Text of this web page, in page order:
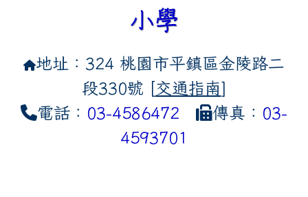
小學
地址：324 桃園市平鎮區金陵路二
段330號 [交通指南]
電話： 03-4586472 傳真： 03-
4593701